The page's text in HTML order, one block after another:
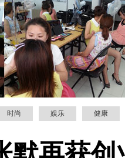
时尚 娱乐 健康